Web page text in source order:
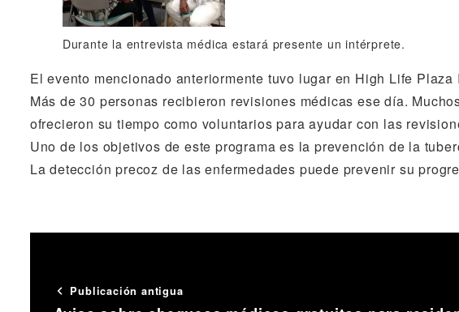
Durante la entrevista médica estará presente un intérprete.
El evento mencionado anteriormente tuvo lugar en High Life
Más de 30 personas recibieron revisiones médicas ese día.
ofrecieron su tiempo como voluntarios para ayudar con las
Uno de los objetivos de este programa es la prevención de la
La detección precoz de las enfermedades puede prevenir su
Publicación antigua